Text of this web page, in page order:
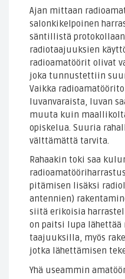
Ajan mittaan
salonkikelpoinen
säntillistä
radiotaajuuksien
radioamatöörit olivat
joka tunnustettiin
Vaikka
luvanvaraista, luvan
muuta kuin
opiskelua. Suuria
välttämättä tarvita.
Rahaakin toki saa
pitämisen lisäksi
antennien)
siitä erikoisia
on paitsi lupa lähettää
taajuuksilla, myös
jotka lähettämisen
Yhä useammin